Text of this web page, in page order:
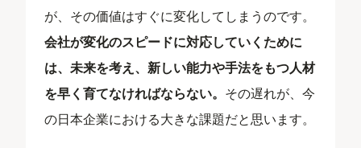
が、その価値はすぐに変化してしまうのです。
会社が変化のスピードに対応していくために
は、未来を考え、新しい能力や手法をもつ人材
を早く育てなければならない。 その遅れが、今
の日本企業における大きな課題だと思います。